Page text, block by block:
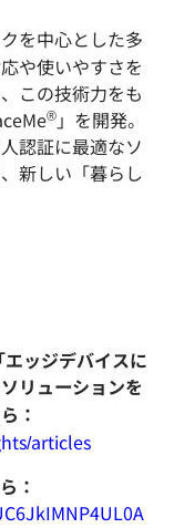
を中心とした多
や使いやすさを
この技術力をも
® 」を開発。
認証に最適なソ
新しい「暮らし
エッジデバイスに
リューションを
：
articles
：